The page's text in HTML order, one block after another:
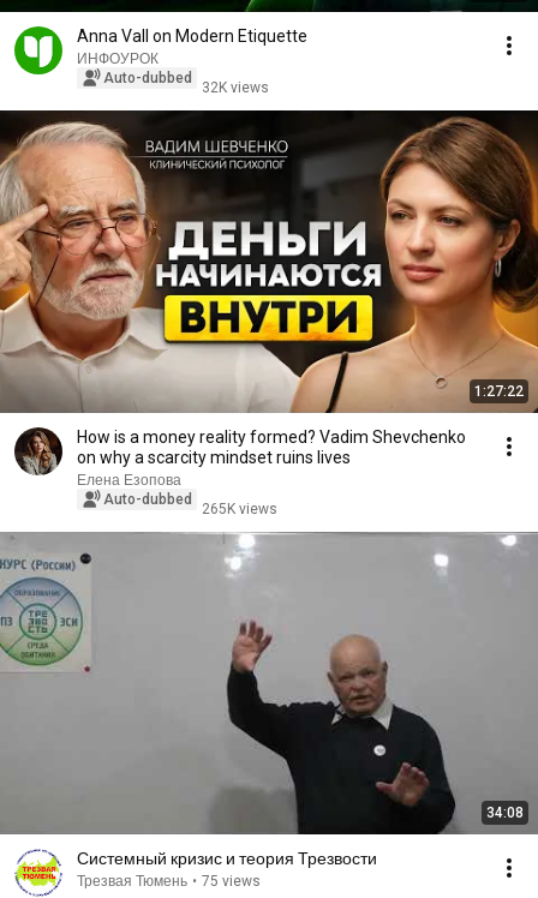
Anna Vall on Modern Etiquette
ИНФОУРОК
Auto-dubbed
32K views
1:27:22
How is a money reality formed? Vadim Shevchenko
on why a scarcity mindset ruins lives
Елена Езопова
Auto-dubbed
265K views
34:08
Системный кризис и теория Трезвости
Трезвая Тюмень • 75 views